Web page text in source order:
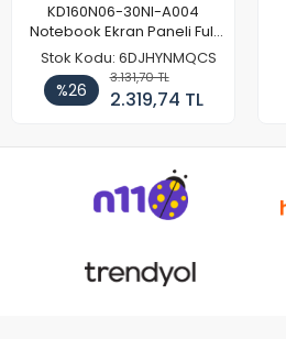
KD160N06-30NI-A004
Notebook Ekran Paneli Full
HD
Stok Kodu: 6DJHYNMQCS
%26
3.131,70 TL
2.319,74 TL